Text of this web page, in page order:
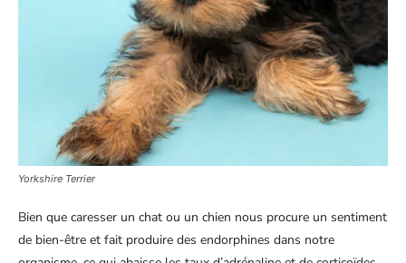
Yorkshire Terrier
Bien que caresser un chat ou un chien nous procure un sentiment
de bien-être et fait produire des endorphines dans notre